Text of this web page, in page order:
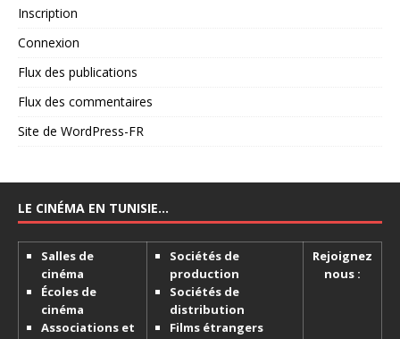
Inscription
Connexion
Flux des publications
Flux des commentaires
Site de WordPress-FR
LE CINÉMA EN TUNISIE…
Salles de
cinéma
Écoles de
cinéma
Associations et
Sociétés de
production
Sociétés de
distribution
Films étrangers
Rejoignez
nous :